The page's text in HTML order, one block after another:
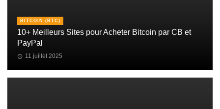
BITCOIN (BTC)
10+ Meilleurs Sites pour Acheter Bitcoin par CB et
PayPal
11 juillet 2025